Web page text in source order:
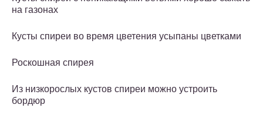
на газонах
Кусты спиреи во время цветения усыпаны цветками
Роскошная спирея
Из низкорослых кустов спиреи можно устроить
бордюр